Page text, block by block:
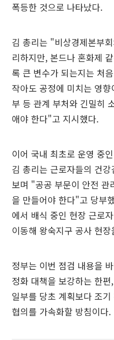
폭등한 것으로 나타났다.
김 총리는 "비상경제본부
리하지만, 본드나 혼화제
록 큰 변수가 되는지는 처
작아도 공정에 미치는 영
부 등 관계 부처와 긴밀히
애야 한다"고 지시했다.
이어 국내 최초로 운영 중
김 총리는 근로자들의 건
보며 "공공 부문이 안전 관
을 만들어야 한다"고 당부
에서 배식 중인 현장 근로
이동해 왕숙지구 공사 현
정부는 이번 점검 내용을
정화 대책을 보강하는 한
일부를 당초 계획보다 조
협의를 가속화할 방침이다.